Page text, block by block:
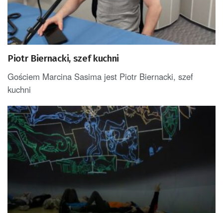
Piotr Biernacki, szef kuchni
Gościem Marcina Sasima jest Piotr Biernacki, szef
kuchni